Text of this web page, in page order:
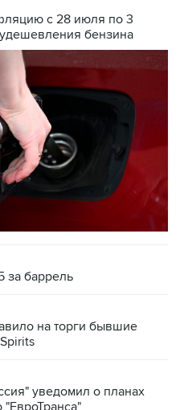
с 28 июля по 3
бензина
за баррель
на торги бывшие
уведомил о планах